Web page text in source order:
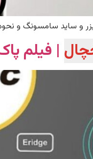
و ساید سامسونگ و نحوه
| فیلم